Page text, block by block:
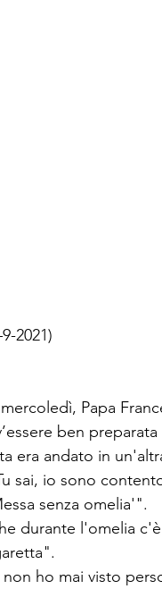
2021)
Papa
ben
era andato in
sai, io sono
senza omelia'".
durante l'omelia
ho mai visto